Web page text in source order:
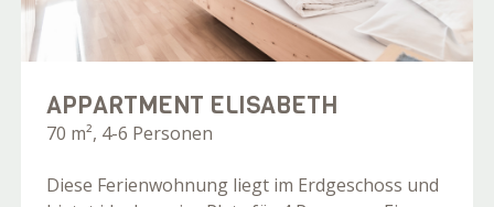
APPARTMENT ELISABETH
70 m², 4-6 Personen
Diese Ferienwohnung liegt im Erdgeschoss und